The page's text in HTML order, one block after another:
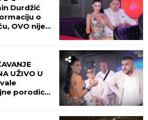
Durdžić
o
OVO nije
UŽIVO U
porodice